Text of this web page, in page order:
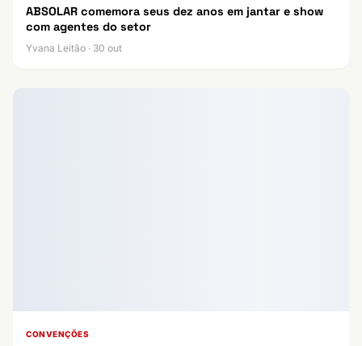
ABSOLAR comemora seus dez anos em jantar e show
com agentes do setor
Yvana Leitão · 30 out
CONVENÇÕES